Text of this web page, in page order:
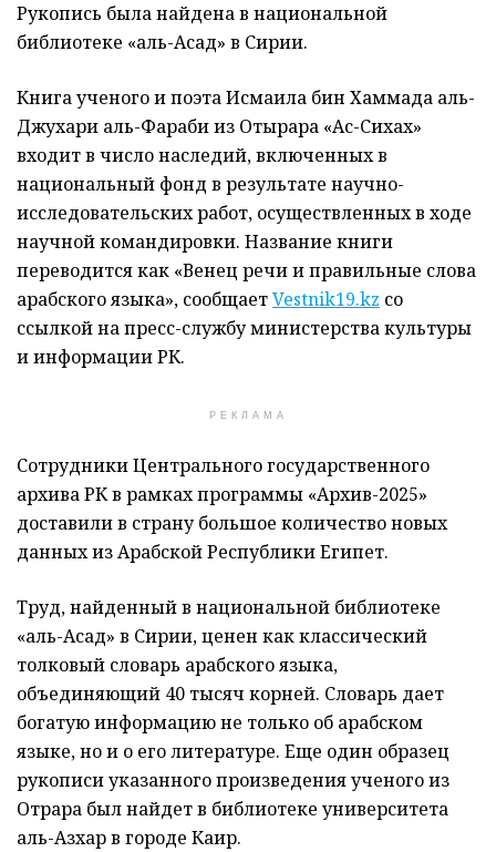
Рукопись была найдена в национальной
библиотеке «аль-Асад» в Сирии.
Книга ученого и поэта Исмаила бин Хаммада аль-
Джухари аль-Фараби из Отырара «Ас-Сихах»
входит в число наследий, включенных в
национальный фонд в результате научно-
исследовательских работ, осуществленных в ходе
научной командировки. Название книги
переводится как «Венец речи и правильные слова
арабского языка», сообщаетVestnik19.kz со
ссылкой на пресс-службу министерства культуры
и информации РК.
РЕКЛАМА
Сотрудники Центрального государственного
архива РК в рамках программы «Архив-2025»
доставили в страну большое количество новых
данных из Арабской Республики Египет.
Труд, найденный в национальной библиотеке
«аль-Асад» в Сирии, ценен как классический
толковый словарь арабского языка,
объединяющий 40 тысяч корней. Словарь дает
богатую информацию не только об арабском
языке, но и о его литературе. Еще один образец
рукописи указанного произведения ученого из
Отрара был найдет в библиотеке университета
аль-Азхар в городе Каир.